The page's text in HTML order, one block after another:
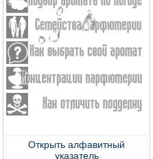
Открыть алфавитный
указатель